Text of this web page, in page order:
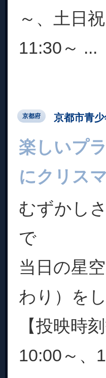
～、土日
11:30～ ...
京都府 京都市青
楽しいプ
にクリス
むずかし
で
当日の星
わり）をし
【投映時
10:00～、